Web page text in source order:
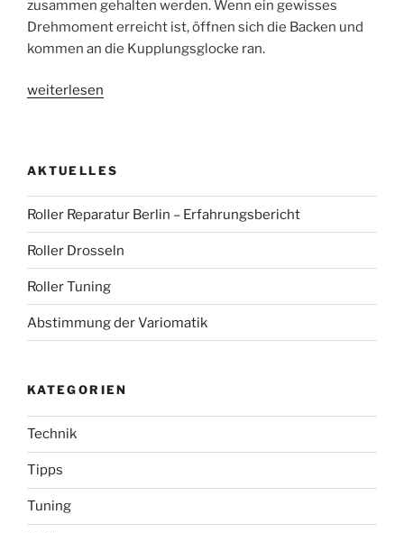
zusammen gehalten werden. Wenn ein gewisses
Drehmoment erreicht ist, öffnen sich die Backen und
kommen an die Kupplungsglocke ran.
„Kupplung“
weiterlesen
AKTUELLES
Roller Reparatur Berlin – Erfahrungsbericht
Roller Drosseln
Roller Tuning
Abstimmung der Variomatik
KATEGORIEN
Technik
Tipps
Tuning